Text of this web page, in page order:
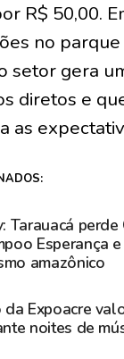
R$ 50,00.
no
setor gera
diretos e
as
Tarauacá perde
Esperança
amazônico
Expoacre
noites de